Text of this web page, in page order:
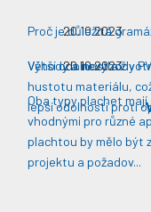
Proč je důležitá
Větší odolnost a
hustotu materiálu,
lepší odolnosti proti
20.10.2023
Výhody a nevýhody
Oba typy plachet
vhodnými pro různé
plachtou by mělo být
projektu a požadov...
20.10.2023